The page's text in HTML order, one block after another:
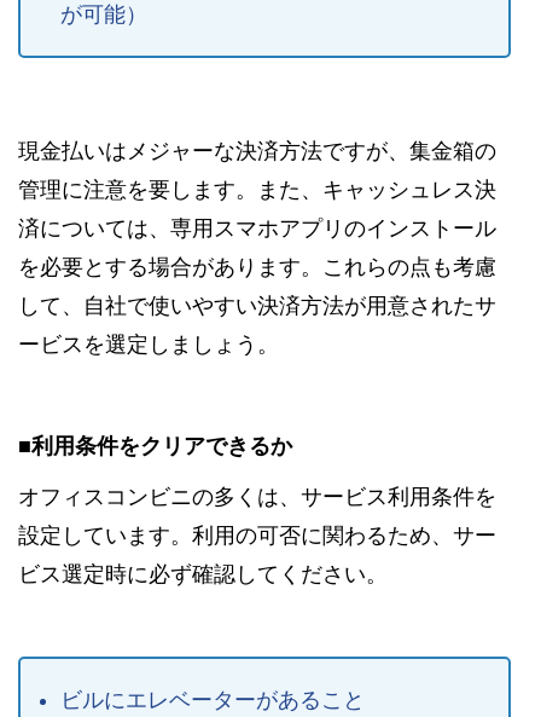
が可能）
現金払いはメジャーな決済方法ですが、集金箱の
管理に注意を要します。また、キャッシュレス決
済については、専用スマホアプリのインストール
を必要とする場合があります。これらの点も考慮
して、自社で使いやすい決済方法が用意されたサ
ービスを選定しましょう。
■利用条件をクリアできるか
オフィスコンビニの多くは、サービス利用条件を
設定しています。利用の可否に関わるため、サー
ビス選定時に必ず確認してください。
ビルにエレベーターがあること